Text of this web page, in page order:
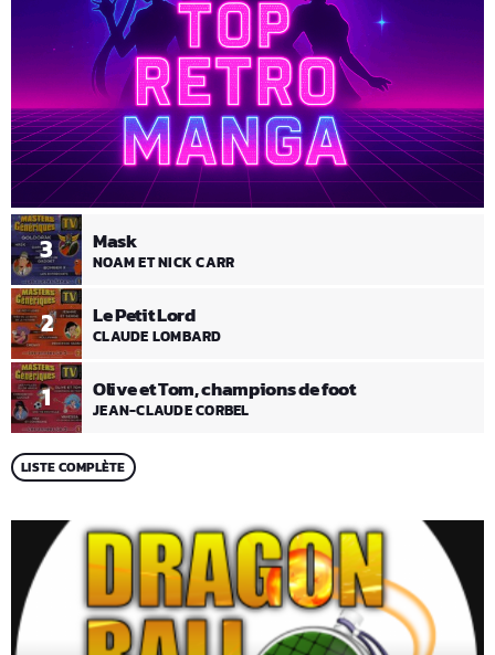
1 Olive et Tom, champions de foot
JEAN-CLAUDE CORBEL
2 Le Petit Lord
CLAUDE LOMBARD
3 Mask
NOAM ET NICK CARR
LISTE COMPLÈTE